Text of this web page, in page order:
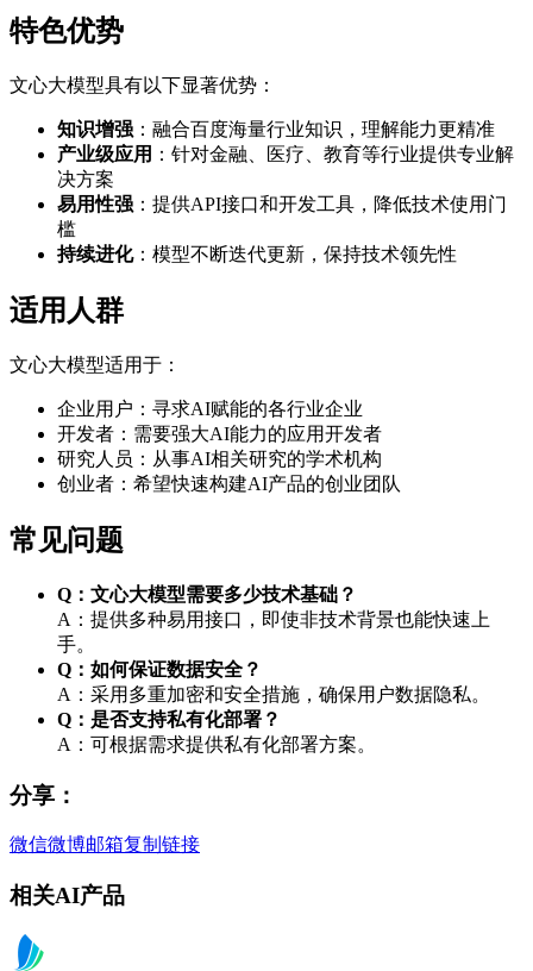
特色优势
文心大模型具有以下显著优势：
知识增强 ：融合百度海量行业知识，理解能力更精准
产业级应用 ：针对金融、医疗、教育等行业提供专业解
决方案
易用性强 ：提供API接口和开发工具，降低技术使用门
槛
持续进化：模型不断迭代更新，保持技术领先性
适用人群
文心大模型适用于：
企业用户：寻求AI赋能的各行业企业
开发者：需要强大AI能力的应用开发者
研究人员：从事AI相关研究的学术机构
创业者：希望快速构建AI产品的创业团队
常见问题
Q：文心大模型需要多少技术基础？
A：提供多种易用接口，即使非技术背景也能快速上
手。
Q：如何保证数据安全？
A：采用多重加密和安全措施，确保用户数据隐私。
Q：是否支持私有化部署？
A：可根据需求提供私有化部署方案。
分享：
微信微博邮箱复制链接
相关AI产品